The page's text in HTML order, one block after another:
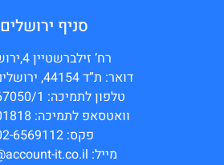
סניף ירושלים
רח’ זילברשטיין 4,ירושלים
דואר: ת”ד 44154, ירושלים 91441
טלפון לתמיכה: 02-6567050/1
וואטסאפ לתמיכה: 0528401818
פקס: 02-6569112
מייל: info@account-it.co.il